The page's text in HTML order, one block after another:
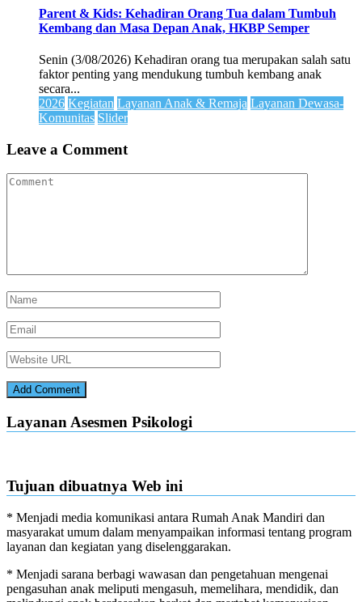
Parent & Kids: Kehadiran Orang Tua dalam Tumbuh
Kembang dan Masa Depan Anak, HKBP Semper
Senin (3/08/2026) Kehadiran orang tua merupakan salah satu
faktor penting yang mendukung tumbuh kembang anak
secara...
2026 Kegiatan Layanan Anak & Remaja Layanan Dewasa-
Komunitas Slider
Leave a Comment
Layanan Asesmen Psikologi
Tujuan dibuatnya Web ini
* Menjadi media komunikasi antara Rumah Anak Mandiri dan
masyarakat umum dalam menyampaikan informasi tentang program
layanan dan kegiatan yang diselenggarakan.
* Menjadi sarana berbagi wawasan dan pengetahuan mengenai
pengasuhan anak meliputi mengasuh, memelihara, mendidik, dan